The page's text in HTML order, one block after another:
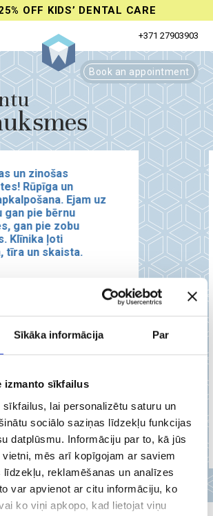
Sīkāka informācija Par
izmanto sīkfailus
lai personalizētu saturu un
sociālo saziņas līdzekļu funkcijas
datplūsmu. Informāciju par to, kā jūs
mēs arī kopīgojam ar saviem
reklamēšanas un analīzes
var apvienot ar citu informāciju, ko
ko viņi apkopo, kad lietojat viņu
OFF KIDS’ DENTAL CARE
+371 27903903
Book an appointment
un zinošas
Rūpīga un
Ejam uz
gan pie bērnu
gan pie zobu
Klīnika ļoti
tīra un skaista.